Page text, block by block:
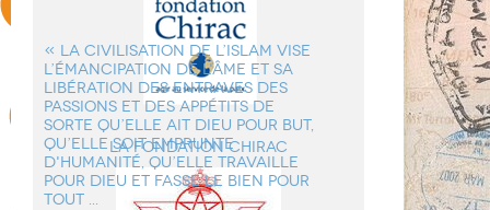
« LA CIVILISATION DE L’ISLAM VISE
L’ÉMANCIPATION DE L'ÂME ET SA
LIBÉRATION DES ENTRAVES DES
PASSIONS ET DES APPÉTITS DE
SORTE QU’ELLE AIT DIEU POUR BUT,
QU’ELLE SOIT EMPRUNTE
D'HUMANITÉ, QU’ELLE TRAVAILLE
POUR DIEU ET FASSE LE BIEN POUR
TOUT ...
La Fondation Chirac